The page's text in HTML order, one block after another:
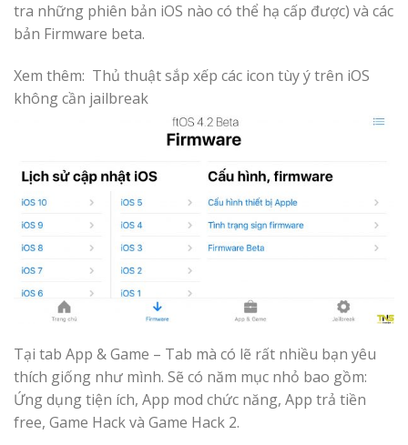
tra những phiên bản iOS nào có thể hạ cấp được) và các
bản Firmware beta.
Xem thêm: Thủ thuật sắp xếp các icon tùy ý trên iOS
không cần jailbreak
Tại tab App & Game – Tab mà có lẽ rất nhiều bạn yêu
thích giống như mình. Sẽ có năm mục nhỏ bao gồm:
Ứng dụng tiện ích, App mod chức năng, App trả tiền
free, Game Hack và Game Hack 2.